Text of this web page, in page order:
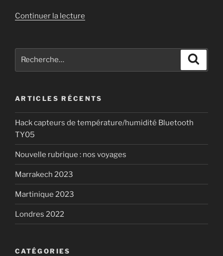
Continuer la lecture
nouveau
ARTICLES RÉCENTS
Hack capteurs de température/humidité Bluetooth
TY05
Nouvelle rubrique : nos voyages
Marrakech 2023
Martinique 2023
Londres 2022
CATÉGORIES